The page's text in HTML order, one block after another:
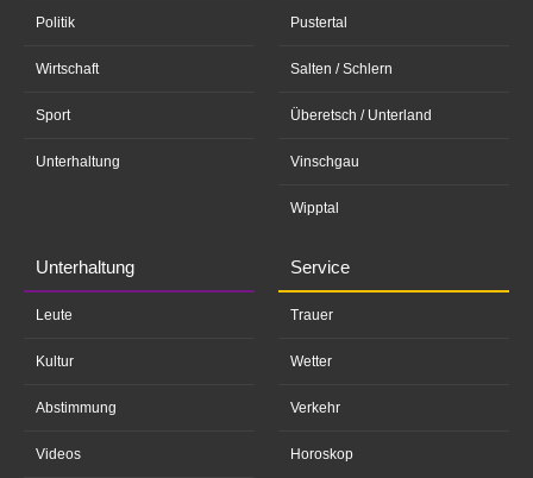
Politik
Wirtschaft
Sport
Unterhaltung
Pustertal
Salten / Schlern
Überetsch / Unterland
Vinschgau
Wipptal
Unterhaltung
Leute
Kultur
Abstimmung
Videos
Service
Trauer
Wetter
Verkehr
Horoskop